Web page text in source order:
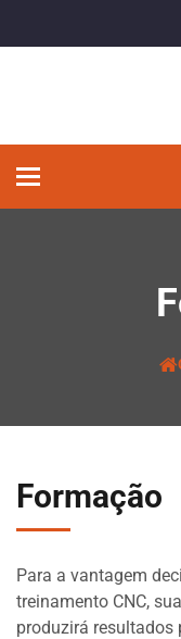
Alternar
Formação
Para a vantagem
treinamento CNC,
produzirá resultados